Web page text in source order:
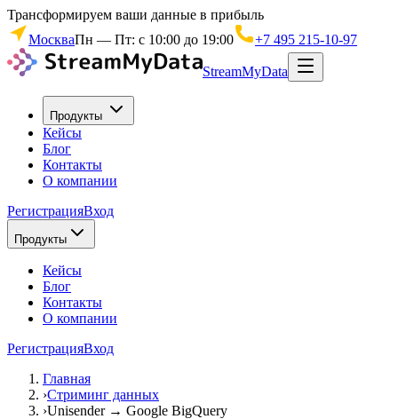
Трансформируем ваши данные в прибыль
МоскваПн — Пт: с 10:00 до 19:00 +7 495 215-10-97
StreamMyData
Продукты
Кейсы
Блог
Контакты
О компании
РегистрацияВход
Продукты
Кейсы
Блог
Контакты
О компании
РегистрацияВход
Главная
›Стриминг данных
›Unisender → Google BigQuery